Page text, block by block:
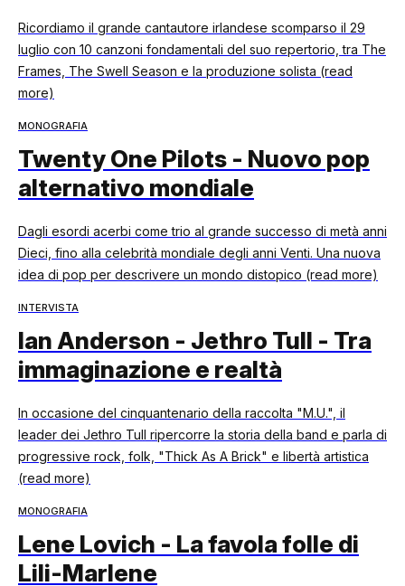
Ricordiamo il grande cantautore irlandese scomparso il 29
luglio con 10 canzoni fondamentali del suo repertorio, tra The
Frames, The Swell Season e la produzione solista (read
more)
MONOGRAFIA
Twenty One Pilots - Nuovo pop
alternativo mondiale
Dagli esordi acerbi come trio al grande successo di metà anni
Dieci, fino alla celebrità mondiale degli anni Venti. Una nuova
idea di pop per descrivere un mondo distopico (read more)
INTERVISTA
Ian Anderson - Jethro Tull - Tra
immaginazione e realtà
In occasione del cinquantenario della raccolta "M.U.", il
leader dei Jethro Tull ripercorre la storia della band e parla di
progressive rock, folk, "Thick As A Brick" e libertà artistica
(read more)
MONOGRAFIA
Lene Lovich - La favola folle di
Lili-Marlene